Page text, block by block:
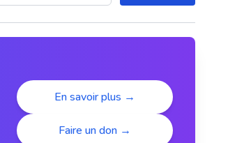
En savoir plus →
Faire un don →